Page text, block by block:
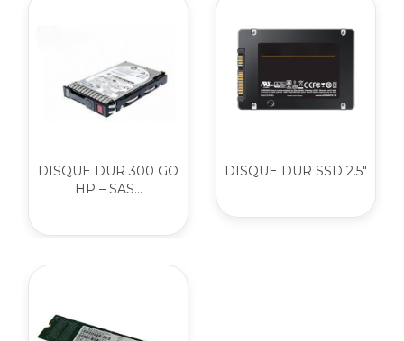
DISQUE DUR 300 GO
HP – SAS...
DISQUE DUR SSD 2.5"